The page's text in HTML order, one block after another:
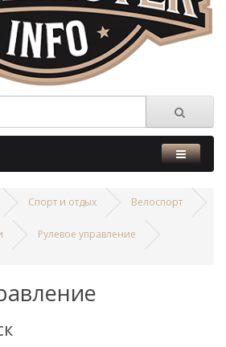
Спорт и отдых Велоспорт
Рулевое управление